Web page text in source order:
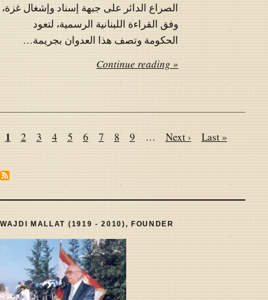
الصراع الدائر على جبهة إسناد وإشغال غزة،
وفق القراءة اللبنانية الرسمية، لتعود
الحكومة وتصف هذا العدوان بجريمة…
Continue reading »
Pagination
Page
1 Page
2 Page
3 Page
4 Page
5 Page
6 Page
7 Page
8 Page
9 …
Next
Next ›
Last
Last »
WAJDI MALLAT (1919 - 2010), FOUNDER